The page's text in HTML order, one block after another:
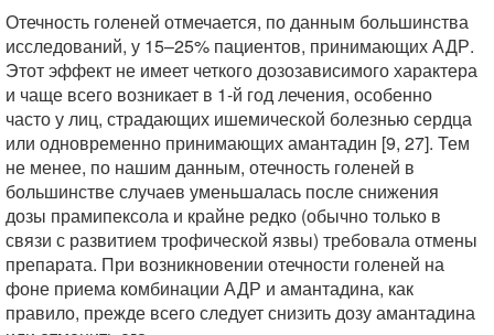
Отечность голеней отмечается, по данным большинства
исследований, у 15–25% пациентов, принимающих АДР.
Этот эффект не имеет четкого дозозависимого характера
и чаще всего возникает в 1-й год лечения, особенно
часто у лиц, страдающих ишемической болезнью сердца
или одновременно принимающих амантадин [9, 27]. Тем
не менее, по нашим данным, отечность голеней в
большинстве случаев уменьшалась после снижения
дозы прамипексола и крайне редко (обычно только в
связи с развитием трофической язвы) требовала отмены
препарата. При возникновении отечности голеней на
фоне приема комбинации АДР и амантадина, как
правило, прежде всего следует снизить дозу амантадина